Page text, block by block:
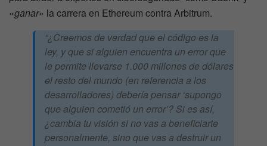
«ganar» la carrera en Ethereum contra Arbitrum.
“¿Creemos de verdad que el código es la
ley, y que si alguien encuentra un error que
le permite llevarse 1.000 millones de dólares
el resto del mundo (en referencia a los
desarrolladores) debería pensar ‘supongo
que alguien cometió un error’? Si es así,
¿cambia tu visión si no vas a beneficiarte
personalmente, sino que vas a destruir un